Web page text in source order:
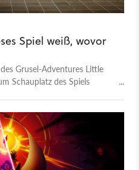
Spiel weiß, wovor
Grusel-Adventures Little
Schauplatz des Spiels